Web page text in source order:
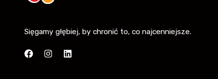
Sięgamy głębiej, by chronić to, co najcenniejsze.